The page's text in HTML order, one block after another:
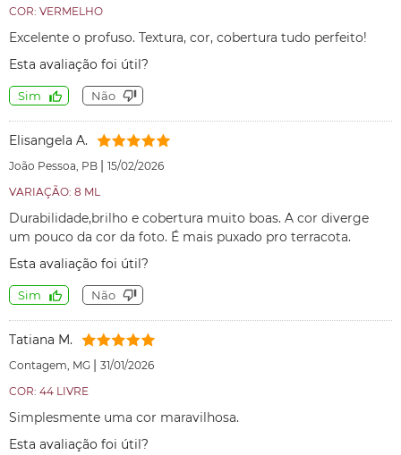
COR: VERMELHO
Excelente o profuso. Textura, cor, cobertura tudo perfeito!
Esta avaliação foi útil?
Sim Não
Elisangela A.
João Pessoa, PB | 15/02/2026
VARIAÇÃO: 8 ML
Durabilidade,brilho e cobertura muito boas. A cor diverge
um pouco da cor da foto. É mais puxado pro terracota.
Esta avaliação foi útil?
Sim Não
Tatiana M.
Contagem, MG | 31/01/2026
COR: 44 LIVRE
Simplesmente uma cor maravilhosa.
Esta avaliação foi útil?